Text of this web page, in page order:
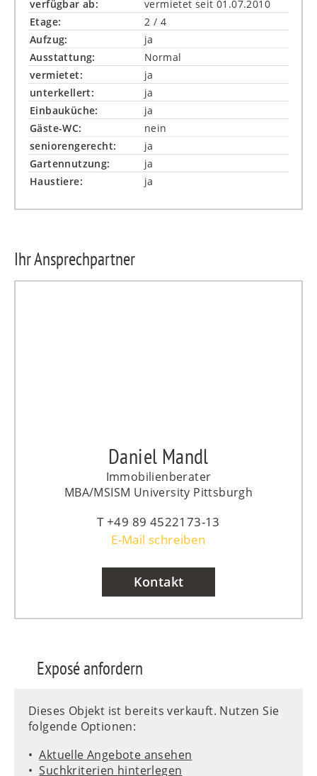
verfügbar ab:
vermietet seit 01.07.2010
Etage:
2 / 4
Aufzug:
ja
Ausstattung:
Normal
vermietet:
ja
unterkellert:
ja
Einbauküche:
ja
Gäste-WC:
nein
seniorengerecht:
ja
Gartennutzung:
ja
Haustiere:
ja
Ihr Ansprechpartner
Daniel Mandl
Immobilienberater
MBA/MSISM University Pittsburgh
+49 89 4522173-13
E-Mail schreiben
Kontakt
Exposé anfordern
Dieses Objekt ist bereits verkauft. Nutzen Sie
folgende Optionen:
Aktuelle Angebote ansehen
Suchkriterien hinterlegen